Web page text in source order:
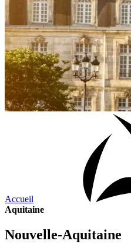
Accueil
Aquitaine
Nouvelle-Aquitaine